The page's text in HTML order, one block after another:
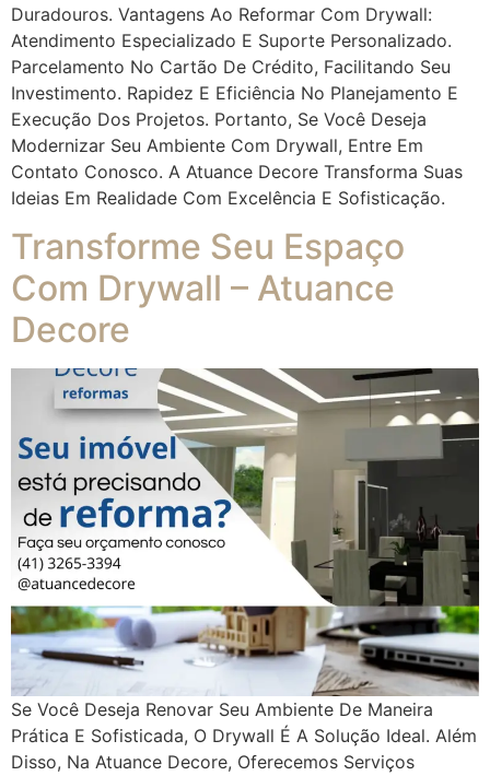
Duradouros. Vantagens Ao Reformar Com Drywall:
Atendimento Especializado E Suporte Personalizado.
Parcelamento No Cartão De Crédito, Facilitando Seu
Investimento. Rapidez E Eficiência No Planejamento E
Execução Dos Projetos. Portanto, Se Você Deseja
Modernizar Seu Ambiente Com Drywall, Entre Em
Contato Conosco. A Atuance Decore Transforma Suas
Ideias Em Realidade Com Excelência E Sofisticação.
Transforme Seu Espaço
Com Drywall – Atuance
Decore
Se Você Deseja Renovar Seu Ambiente De Maneira
Prática E Sofisticada, O Drywall É A Solução Ideal. Além
Disso, Na Atuance Decore, Oferecemos Serviços